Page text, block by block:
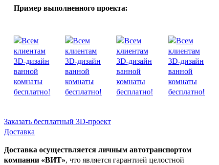
Пример выполненного проекта:
Заказать бесплатный 3D-проект
Доставка
Доставка осуществляется личным автотранспортом
компании «ВИТ», что является гарантией целостной